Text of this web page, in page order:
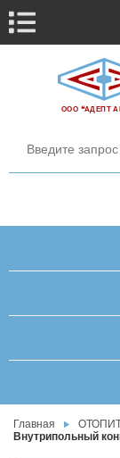
ООО ❝АДЕПТ
Главная
Внутрипольный